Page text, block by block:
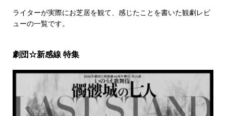
ライターが実際にお芝居を観て、感じたことを書いた観劇レビ
ューの一覧です。
劇団☆新感線 特集